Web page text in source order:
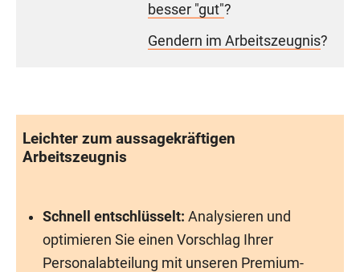
besser "gut"?
Gendern im Arbeitszeugnis?
Leichter zum aussagekräftigen
Arbeitszeugnis
Schnell entschlüsselt: Analysieren und
optimieren Sie einen Vorschlag Ihrer
Personalabteilung mit unseren Premium-